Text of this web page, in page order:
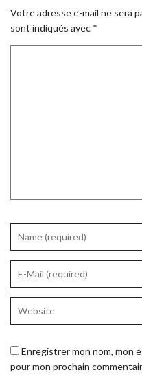
Votre adresse e-mail ne sera
sont indiqués avec *
Enregistrer mon nom, mon
pour mon prochain